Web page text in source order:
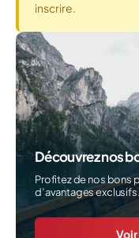
inscrire.
Découvrez nos
Profitez de nos bons
d’avantages exclusifs.
Voir